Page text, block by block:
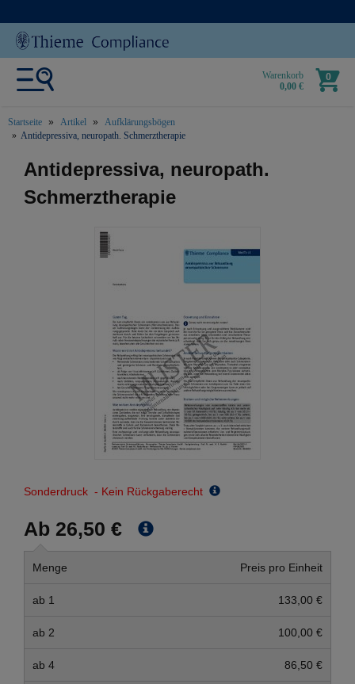
Warenkorb
0,00 €
0
Startseite Artikel
Aufklärungsbögen
Antidepressiva, neuropath. Schmerztherapie
text.skipToContent
text.skipToNavigation
Antidepressiva, neuropath.
Schmerztherapie
Sonderdruck - Kein Rückgaberecht
Ab 26,50 €
Menge Preis pro Einheit
ab 1 133,00 €
ab 2 100,00 €
ab 4 86,50 €